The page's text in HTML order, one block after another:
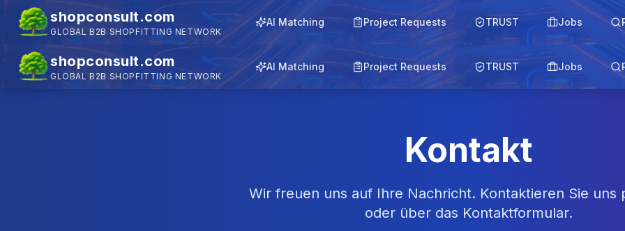
shopconsult.com
GLOBAL B2B SHOPFITTING NETWORK
AI Matching Project Requests TRUST Jobs
shopconsult.com
GLOBAL B2B SHOPFITTING NETWORK
AI Matching Project Requests TRUST Jobs
Kontakt
Wir freuen uns auf Ihre Nachricht. Kontaktieren Sie uns
oder über das Kontaktformular.